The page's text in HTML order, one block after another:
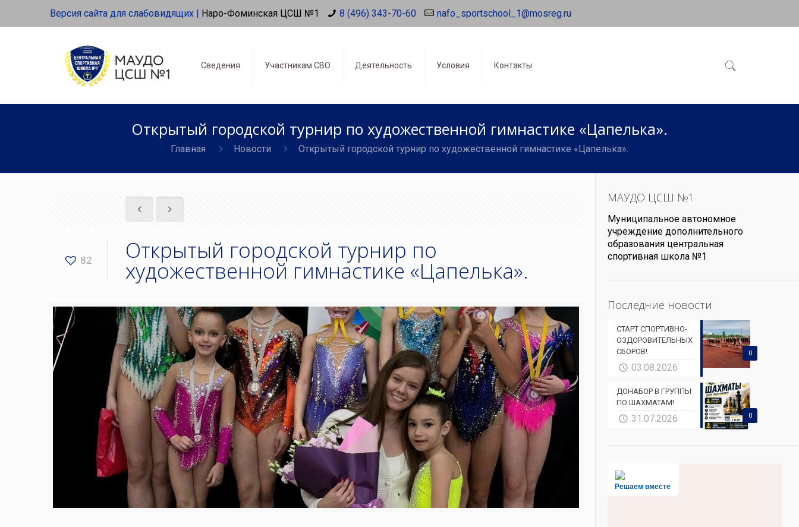
Версия сайта для слабовидящих | Наро-Фоминская ЦСШ №1 8 (496) 343-70-60 nafo_sportschool_1@mosreg.ru
Сведения Участникам СВО Деятельность Условия Контакты
Открытый городской турнир по художественной гимнастике «Цапелька».
Главная Новости Открытый городской турнир по художественной гимнастике «Цапелька».
82 Открытый городской турнир по
художественной гимнастике «Цапелька».
МАУДО ЦСШ №1
Муниципальное автономное
учреждение дополнительного
образования центральная
спортивная школа №1
Последние новости
0
СТАРТ СПОРТИВНО-
ОЗДОРОВИТЕЛЬНЫХ
СБОРОВ!
03.08.2026
0
ДОНАБОР В ГРУППЫ
ПО ШАХМАТАМ!
31.07.2026
Решаем вместе